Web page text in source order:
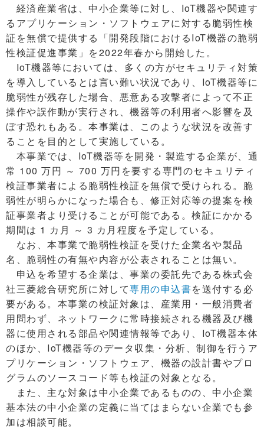
経済産業省は、中小企業等に対し、IoT機器や関連す
るアプリケーション・ソフトウェアに対する脆弱性検
証を無償で提供する「開発段階におけるIoT機器の脆弱
性検証促進事業」を2022年春から開始した。
IoT機器等においては、多くの方がセキュリティ対策
を導入しているとは言い難い状況であり、IoT機器等に
脆弱性が残存した場合、悪意ある攻撃者によって不正
操作や誤作動が実行され、機器等の利用者へ影響を及
ぼす恐れもある。本事業は、このような状況を改善す
ることを目的として実施している。
本事業では、IoT機器等を開発・製造する企業が、通
常 100 万円 ～ 700 万円を要する専門のセキュリティ
検証事業者による脆弱性検証を無償で受けられる。脆
弱性が明らかになった場合も、修正対応等の提案を検
証事業者より受けることが可能である。検証にかかる
期間は 1 カ月 ～ 3 カ月程度を予定している。
なお、本事業で脆弱性検証を受けた企業名や製品
名、脆弱性の有無や内容が公表されることは無い。
申込を希望する企業は、事業の委託先である株式会
社三菱総合研究所に対して専用の申込書を送付する必
要がある。本事業の検証対象は、産業用・一般消費者
用問わず、ネットワークに常時接続される機器及び機
器に使用される部品や関連情報等であり、IoT機器本体
のほか、IoT機器等のデータ収集・分析、制御を行うア
プリケーション・ソフトウェア、機器の設計書やプロ
グラムのソースコード等も検証の対象となる。
また、主な対象は中小企業であるものの、中小企業
基本法の中小企業の定義に当てはまらない企業でも参
加は相談可能。